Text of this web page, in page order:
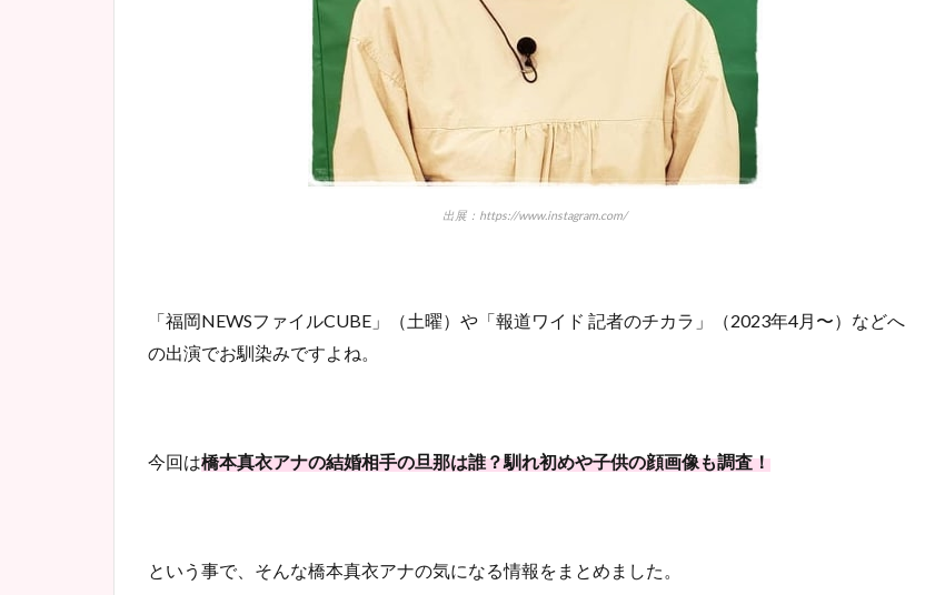
出展：https://www.instagram.com/
「福岡NEWSファイルCUBE」（土曜）や「報道ワイド 記者のチカラ」（2023年4月〜）などへ
の出演でお馴染みですよね。
今回は橋本真衣アナの結婚相手の旦那は誰？馴れ初めや子供の顔画像も調査！
という事で、そんな橋本真衣アナの気になる情報をまとめました。